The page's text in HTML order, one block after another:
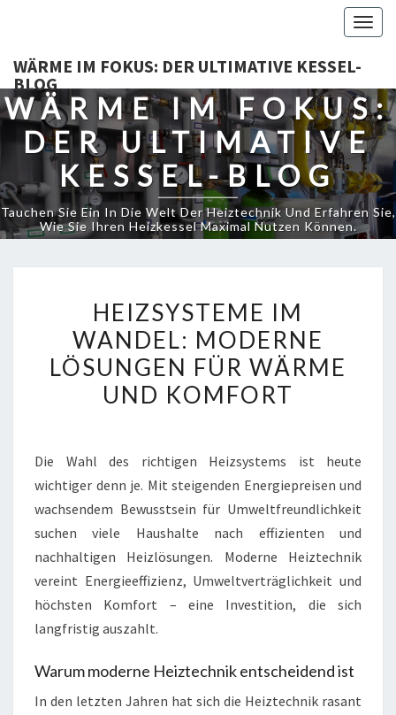
WÄRME IM FOKUS: DER ULTIMATIVE KESSEL-
BLOG
WÄRME IM FOKUS:
DER ULTIMATIVE
KESSEL-BLOG
Tauchen Sie Ein In Die Welt Der Heiztechnik Und Erfahren Sie,
Wie Sie Ihren Heizkessel Maximal Nutzen Können.
WANDEL:
MODERNE
LÖSUNGEN
UND
KOMFORT
HEIZSYSTEME IM
WANDEL: MODERNE
LÖSUNGEN FÜR WÄRME
UND KOMFORT
Die Wahl des richtigen Heizsystems ist heute
wichtiger denn je. Mit steigenden Energiepreisen und
wachsendem Bewusstsein für Umweltfreundlichkeit
suchen viele Haushalte nach effizienten und
nachhaltigen Heizlösungen. Moderne Heiztechnik
vereint Energieeffizienz, Umweltverträglichkeit und
höchsten Komfort – eine Investition, die sich
langfristig auszahlt.
Warum moderne Heiztechnik entscheidend ist
In den letzten Jahren hat sich die Heiztechnik rasant